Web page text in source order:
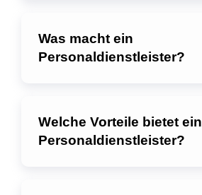
Was macht ein
Personaldienstleister?
Welche Vorteile bietet ein
Personaldienstleister?